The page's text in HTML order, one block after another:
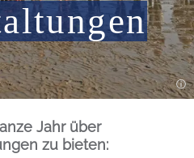
Jahr über
zu bieten: